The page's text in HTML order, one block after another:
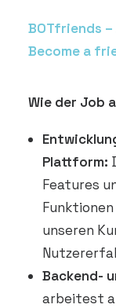
BOTfriends
Become a
Wie der Job
Plattform:
Features
unseren
Backend-
arbeitest